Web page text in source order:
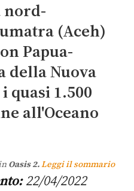
nord-
(Aceh)
Papua-
della Nuova
quasi 1.500
all'Oceano
Oasis 2.Leggi il sommario
22/04/2022